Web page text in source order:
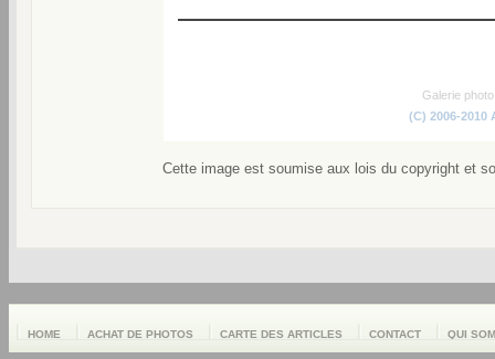
Galerie
(C) 2006-2010
Cette image est soumise aux lois du copyright et
HOME ACHAT DE PHOTOS CARTE DES ARTICLES CONTACT QUI